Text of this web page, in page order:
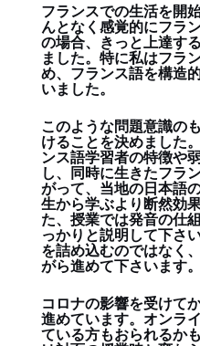
フランスでの生活を開
んとなく感覚的にフラ
の場合、きっと上達す
ました。特に私はフラ
め、フランス語を構造
いました。
このような問題意識の
けることを決めました
ンス語学習者の特徴や
し、同時に生きたフラ
がって、当地の日本語
生から学ぶより断然効
た、授業では発音の仕
っかりと説明して下さ
を詰め込むのではなく
がら進めて下さいます。
コロナの影響を受けて
進めています。オンラ
ている方もおられるか